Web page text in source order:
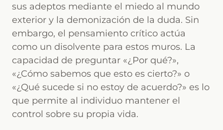
sus adeptos mediante el miedo al mundo
exterior y la demonización de la duda. Sin
embargo, el pensamiento crítico actúa
como un disolvente para estos muros. La
capacidad de preguntar «¿Por qué?»,
«¿Cómo sabemos que esto es cierto?» o
«¿Qué sucede si no estoy de acuerdo?» es lo
que permite al individuo mantener el
control sobre su propia vida.